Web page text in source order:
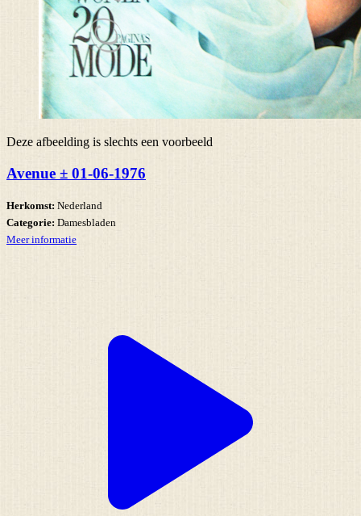
Deze afbeelding is slechts een voorbeeld
Avenue ± 01-06-1976
Herkomst: Nederland
Categorie: Damesbladen
Meer informatie